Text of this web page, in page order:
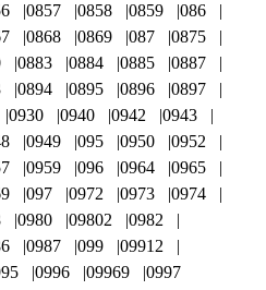
0857 0858 0859
086
0868 0869 087
0875
0883 0884 0885
0887
0894 0895 0896
0897
0930 0940 0942
0943
0949 095 0950
0952
0959 096 0964
0965
097 0972 0973
0974
0980 09802
0982
0987 099
09912
0996 09969 0997